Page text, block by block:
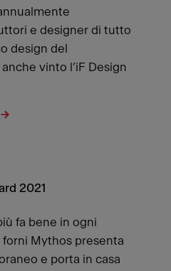
e designer di tutto
design del
vinto l’iF Design
2021
fa bene in ogni
forni Mythos presenta
e porta in casa